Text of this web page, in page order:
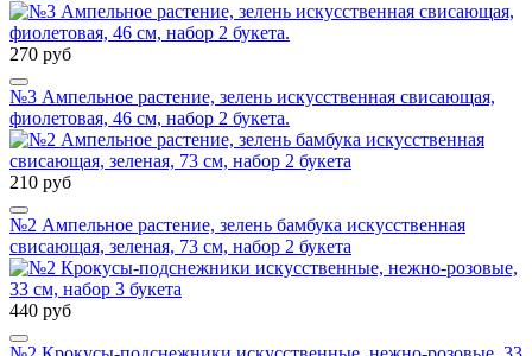
270 руб
№3 Ампельное растение, зелень искусственная свисающая,
фиолетовая, 46 см, набор 2 букета.
210 руб
№2 Ампельное растение, зелень бамбука искусственная
свисающая, зеленая, 73 см, набор 2 букета
440 руб